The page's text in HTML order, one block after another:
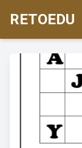
RETOEDU